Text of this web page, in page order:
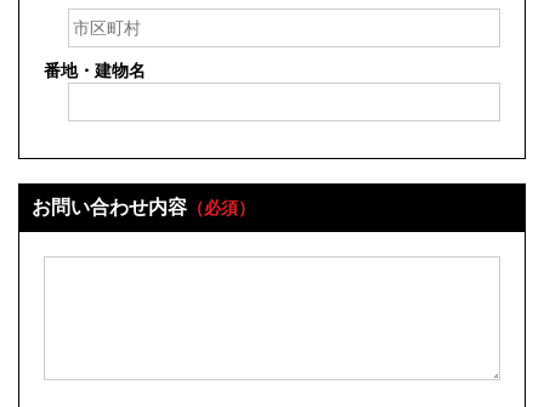
番地・建物名
お問い合わせ内容 （必須）